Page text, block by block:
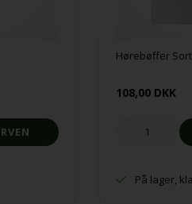
Hørebøffer Sort
108,00 DKK
På lager,